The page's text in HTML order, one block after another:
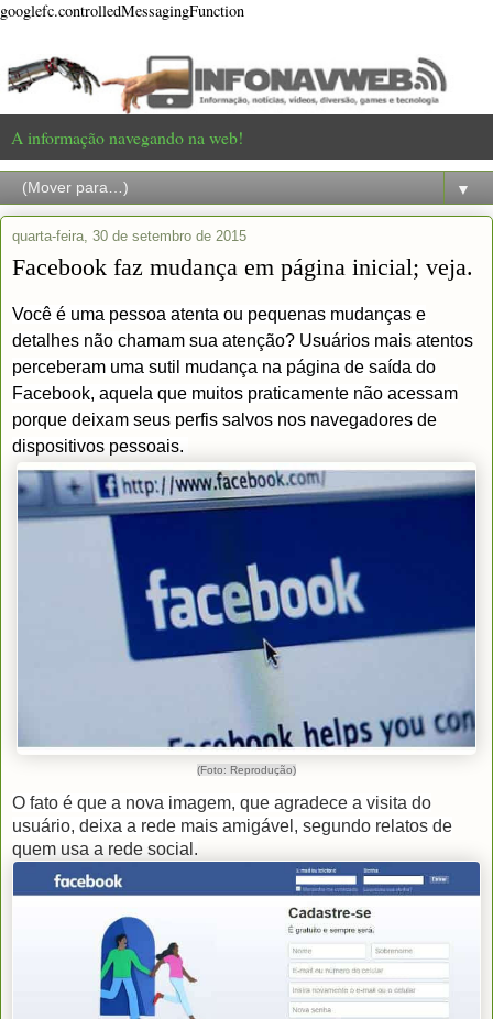
googlefc.controlledMessagingFunction
A informação navegando na web!
▼
quarta-feira, 30 de setembro de 2015
Facebook faz mudança em página inicial; veja.
Você é uma pessoa atenta ou pequenas mudanças e
detalhes não chamam sua atenção? Usuários mais atentos
perceberam uma sutil mudança na página de saída do
Facebook, aquela que muitos praticamente não acessam
porque deixam seus perfis salvos nos navegadores de
dispositivos pessoais.
(Foto: Reprodução)
O fato é que a nova imagem, que agradece a visita do
usuário, deixa a rede mais amigável, segundo relatos de
quem usa a rede social.